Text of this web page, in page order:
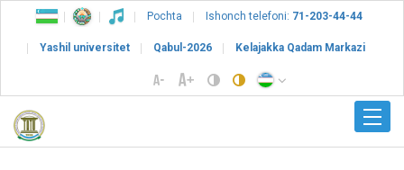
Pochta Ishonch telefoni: 71-203-44-44
Yashil universitet Qabul-2026 Kelajakka Qadam Markazi